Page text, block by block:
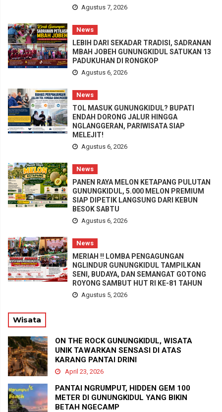
Agustus 7, 2026
News
LEBIH DARI SEKADAR TRADISI, SADRANAN
MBAH JOBEH GUNUNGKIDUL SATUKAN 13
PADUKUHAN DI RONGKOP
Agustus 6, 2026
News
TOL MASUK GUNUNGKIDUL? BUPATI
ENDAH DORONG JALUR HINGGA
NGLANGGERAN, PARIWISATA SIAP
MELEJIT!
Agustus 6, 2026
News
PANEN RAYA MELON KETAPANG PULUTAN
GUNUNGKIDUL, 5.000 MELON PREMIUM
SIAP DIPETIK LANGSUNG DARI KEBUN
BESOK SABTU
Agustus 6, 2026
News
MERIAH !! LOMBA PENGAGUNGAN
NGLINDUR GUNUNGKIDUL TAMPILKAN
SENI, BUDAYA, DAN SEMANGAT GOTONG
ROYONG SAMBUT HUT RI KE-81 TAHUN
Agustus 5, 2026
Wisata
ON THE ROCK GUNUNGKIDUL, WISATA
UNIK TAWARKAN SENSASI DI ATAS
KARANG PANTAI DRINI
April 23, 2026
PANTAI NGRUMPUT, HIDDEN GEM 100
METER DI GUNUNGKIDUL YANG BIKIN
BETAH NGECAMP